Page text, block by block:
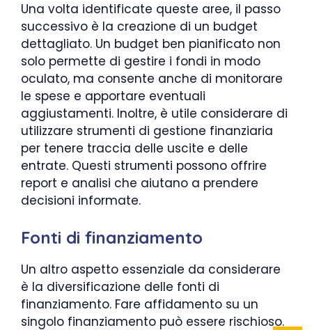
Una volta identificate queste aree, il passo
successivo è la creazione di un budget
dettagliato. Un budget ben pianificato non
solo permette di gestire i fondi in modo
oculato, ma consente anche di monitorare
le spese e apportare eventuali
aggiustamenti. Inoltre, è utile considerare di
utilizzare strumenti di gestione finanziaria
per tenere traccia delle uscite e delle
entrate. Questi strumenti possono offrire
report e analisi che aiutano a prendere
decisioni informate.
Fonti di finanziamento
Un altro aspetto essenziale da considerare
è la diversificazione delle fonti di
finanziamento. Fare affidamento su un
singolo finanziamento può essere rischioso.